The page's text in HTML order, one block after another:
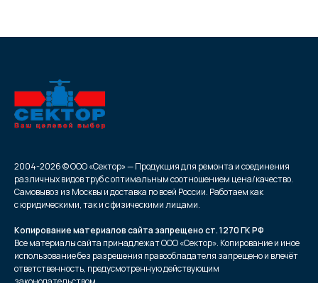
2004-2026 © ООО «Сектор» — Продукция для ремонта и соединения
различных видов труб с оптимальным соотношением цена/качество.
Самовывоз из Москвы и доставка по всей России. Работаем как
с юридическими, так и с физическими лицами.
Копирование материалов сайта запрещено ст. 1270 ГК РФ
Все материалы сайта принадлежат ООО «Сектор». Копирование и иное
использование без разрешения правообладателя запрещено и влечёт
ответственность, предусмотренную действующим